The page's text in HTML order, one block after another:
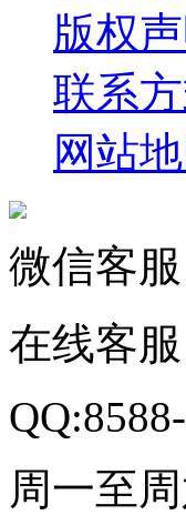
版权
联系
网站
微信客服
在线客服
周一至